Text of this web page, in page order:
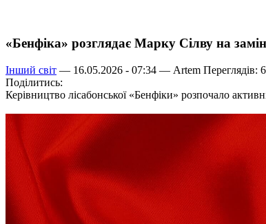
«Бенфіка» розглядає Марку Сілву на
Інший світ — 16.05.2026 - 07:34 — Artem Переглядів:
Поділитись:
Керівництво лісабонської «Бенфіки» розпочало